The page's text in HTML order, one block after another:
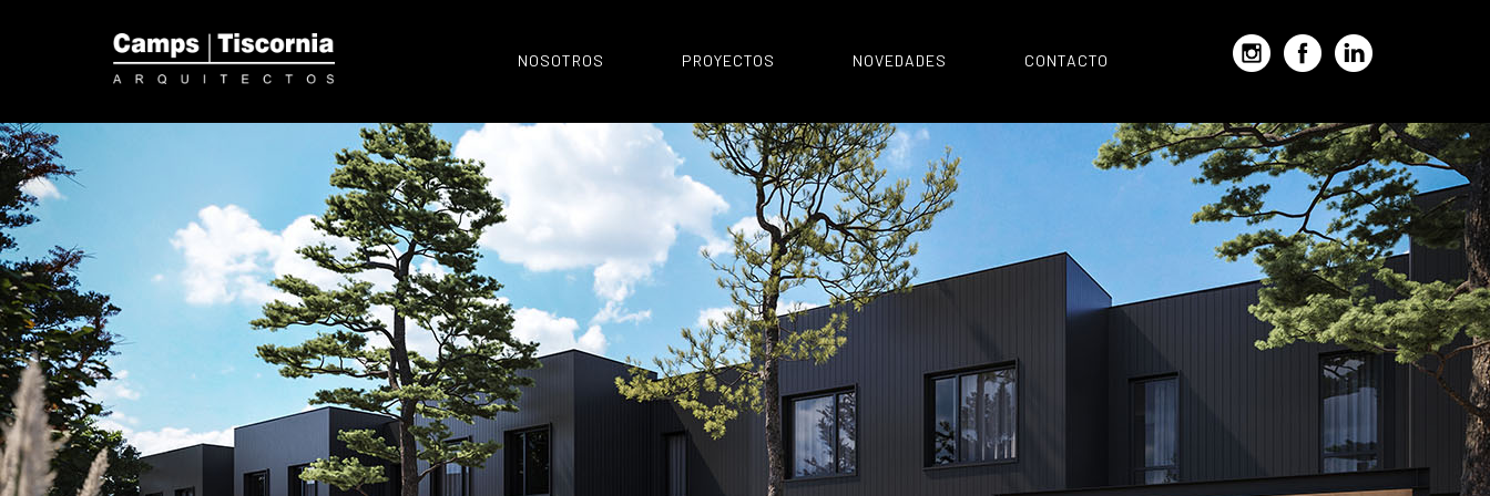
NOSOTROS PROYECTOS NOVEDADES CONTACTO